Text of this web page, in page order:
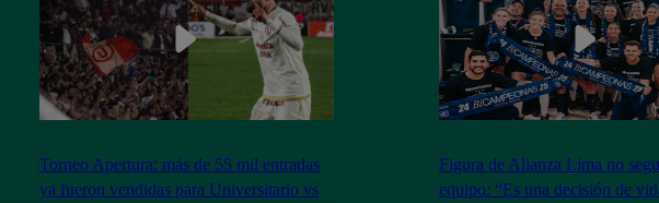
Torneo Apertura: más de 55 mil entradas
ya fueron vendidas para Universitario vs
Figura de Alianza Lima no
equipo: “Es una decisión de